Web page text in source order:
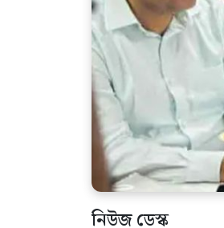
নিউজ ডেস্ক